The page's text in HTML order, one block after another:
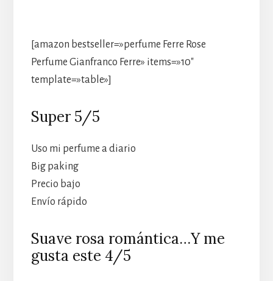
[amazon bestseller=»perfume Ferre Rose
Perfume Gianfranco Ferre» items=»10″
template=»table»]
Super 5/5
Uso mi perfume a diario
Big paking
Precio bajo
Envío rápido
Suave rosa romántica…Y me
gusta este 4/5